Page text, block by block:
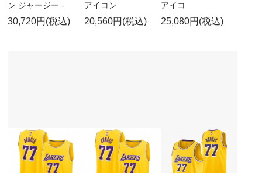
ン ジャージー -
30,720円(税込)
アイコン
20,560円(税込)
アイコ
25,080円(税込)